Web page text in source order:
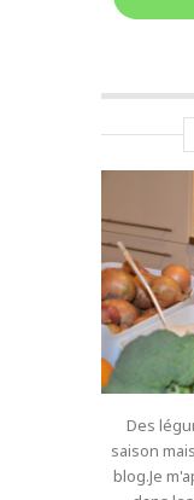
Des
saison
blog.Je